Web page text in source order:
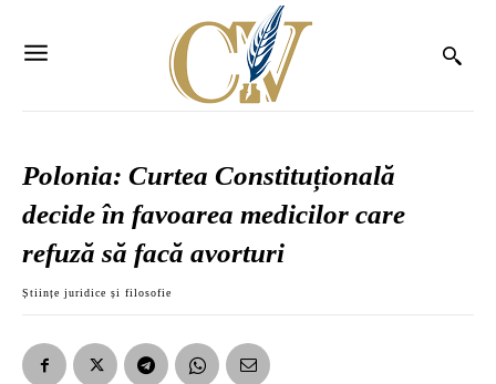
Polonia: Curtea Constituțională
decide în favoarea medicilor care
refuză să facă avorturi
Științe juridice și filosofie